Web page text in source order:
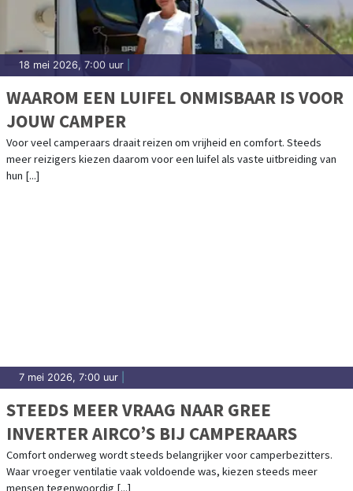
18 mei 2026, 7:00 uur
WAAROM EEN LUIFEL ONMISBAAR IS VOOR
JOUW CAMPER
Voor veel camperaars draait reizen om vrijheid en comfort. Steeds
meer reizigers kiezen daarom voor een luifel als vaste uitbreiding van
hun [...]
7 mei 2026, 7:00 uur
STEEDS MEER VRAAG NAAR GREE
INVERTER AIRCO’S BIJ CAMPERAARS
Comfort onderweg wordt steeds belangrijker voor camperbezitters.
Waar vroeger ventilatie vaak voldoende was, kiezen steeds meer
mensen tegenwoordig [...]